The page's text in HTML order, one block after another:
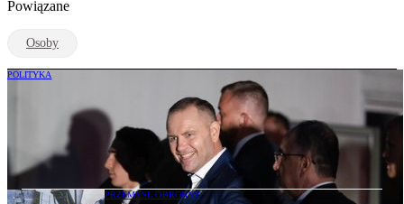
Powiązane
Osoby
POLITYKA
Nawrocki: Narzucam wolę narodu.
Rzecznik rządu odpowiada prezydentowi.
Przypomina SAFE
PRZEMYSŁ OBRONNY